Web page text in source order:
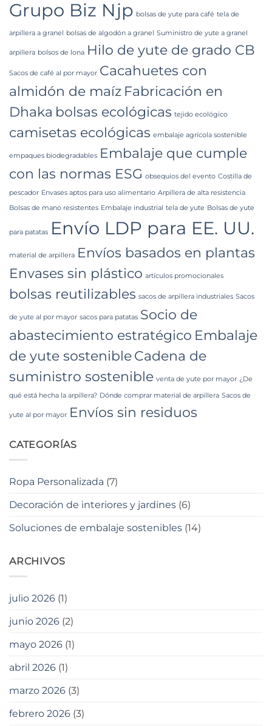
Grupo Biz Njp bolsas de yute para café tela de
arpillera a granel bolsas de algodón a granel Suministro de yute a granel
arpillera bolsos de lona Hilo de yute de grado CB
Sacos de café al por mayor Cacahuetes con
almidón de maíz Fabricación en
Dhaka bolsas ecológicas tejido ecológico
camisetas ecológicas embalaje agrícola sostenible
empaques biodegradables Embalaje que cumple
con las normas ESG obsequios del evento Costilla de
pescador Envases aptos para uso alimentario Arpillera de alta resistencia
Bolsas de mano resistentes Embalaje industrial tela de yute Bolsas de yute
para patatas Envío LDP para EE. UU.
material de arpillera Envíos basados ​​en plantas
Envases sin plástico artículos promocionales
bolsas reutilizables sacos de arpillera industriales Sacos
de yute al por mayor sacos para patatas Socio de
abastecimiento estratégico Embalaje
de yute sostenibleCadena de
suministro sostenible venta de yute por mayor ¿De
qué está hecha la arpillera? Dónde comprar material de arpillera Sacos de
yute al por mayor Envíos sin residuos
CATEGORÍAS
Ropa Personalizada (7)
Decoración de interiores y jardines (6)
Soluciones de embalaje sostenibles (14)
ARCHIVOS
julio 2026 (1)
junio 2026 (2)
mayo 2026 (1)
abril 2026 (1)
marzo 2026 (3)
febrero 2026 (3)